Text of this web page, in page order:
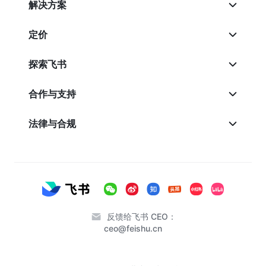
解决方案
定价
探索飞书
合作与支持
法律与合规
反馈给飞书 CEO：
ceo@feishu.cn